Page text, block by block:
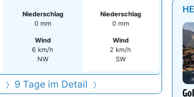
Niederschlag
0 mm
Wind
6 km/h
NW
Niederschlag
0 mm
Wind
2 km/h
SW
9 Tage im Detail